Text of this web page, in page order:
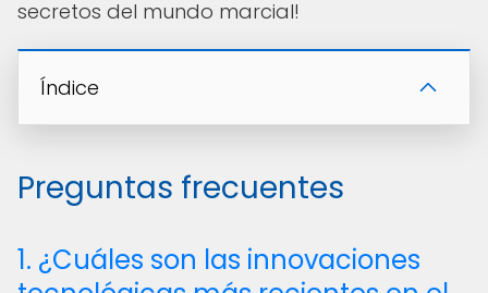
secretos del mundo marcial!
Índice
Preguntas frecuentes
1. ¿Cuáles son las innovaciones